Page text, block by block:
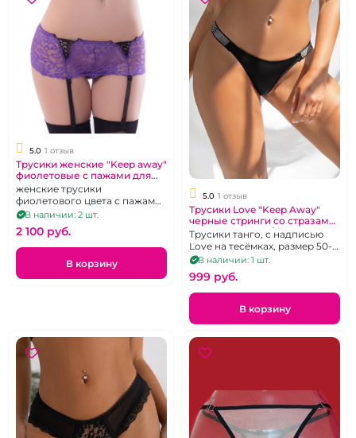
5.0 1 отзыв
Трусики женские "Keep away"
фиолетовые с пажами для
чулок
женские трусики
фиолетового цвета с пажами
для чулок
В наличии: 2 шт.
2 100 pуб.
В корзину
5.0 1 отзыв
Трусики Love "Keep Away"
черные стринги со стразами
на тесемках 3XL/4XL
Трусики танго, с надписью
Love на тесёмках, размер 50-
54В наличии: 1 шт.
999 pуб.
В корзину